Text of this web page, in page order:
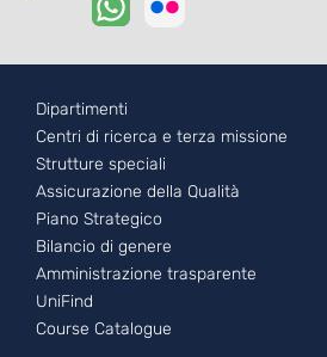
Footer - 1
Dipartimenti
Centri di ricerca e terza missione
Strutture speciali
Assicurazione della Qualità
Piano Strategico
Bilancio di genere
Amministrazione trasparente
UniFind
Course Catalogue